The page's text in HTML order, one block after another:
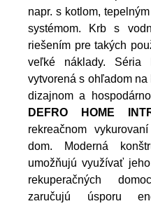
napr. s kotlom,
systémom. Krb s
riešením pre takých
veľké náklady. Séria
vytvorená s ohľadom
dizajnom a
DEFRO HOME
rekreačnom
dom. Moderná
umožňujú využívať
rekuperačných
zaručujú úsporu